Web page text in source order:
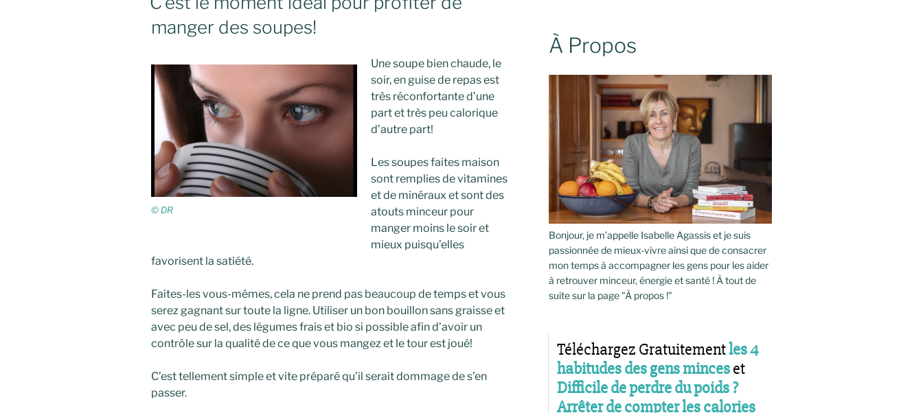
manger des soupes!
© DR
Une soupe bien chaude, le
soir, en guise de repas est
très réconfortante d’une
part et très peu calorique
d’autre part!
Les soupes faites maison
sont remplies de vitamines
et de minéraux et sont des
atouts minceur pour
manger moins le soir et
mieux puisqu’elles
favorisent la satiété.
Faites-les vous-mêmes, cela ne prend pas beaucoup de temps et vous
serez gagnant sur toute la ligne. Utiliser un bon bouillon sans graisse et
avec peu de sel, des légumes frais et bio si possible afin d’avoir un
contrôle sur la qualité de ce que vous mangez et le tour est joué!
C’est tellement simple et vite préparé qu’il serait dommage de s’en
passer.
À Propos
Bonjour, je m’appelle Isabelle Agassis et je suis
passionnée de mieux-vivre ainsi que de consacrer
mon temps à accompagner les gens pour les aider
à retrouver minceur, énergie et santé ! À tout de
suite sur la page "À propos !"